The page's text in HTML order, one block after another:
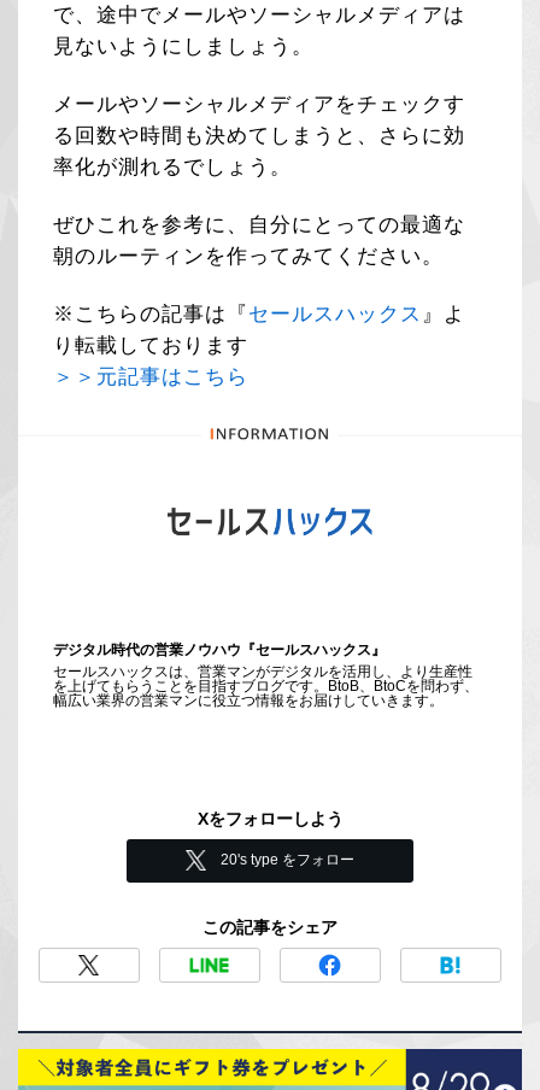
で、途中でメールやソーシャルメディアは
見ないようにしましょう。
メールやソーシャルメディアをチェックす
る回数や時間も決めてしまうと、さらに効
率化が測れるでしょう。
ぜひこれを参考に、自分にとっての最適な
朝のルーティンを作ってみてください。
※こちらの記事は『セールスハックス 』よ
り転載しております
＞＞元記事はこちら
デジタル時代の営業ノウハウ『セールスハックス』
セールスハックスは、営業マンがデジタルを活用し、より生産性
を上げてもらうことを目指すブログです。BtoB、BtoCを問わず、
幅広い業界の営業マンに役立つ情報をお届けしていきます。
Xをフォローしよう
20's type をフォロー
この記事をシェア